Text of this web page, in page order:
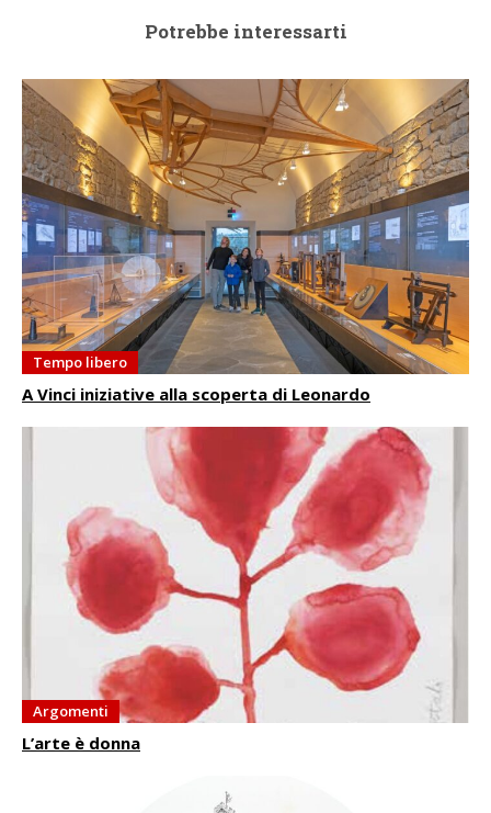
Potrebbe interessarti
Tempo libero
A Vinci iniziative alla scoperta di Leonardo
Argomenti
L’arte è donna